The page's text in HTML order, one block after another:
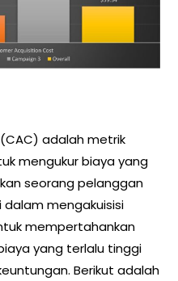
adalah metrik
mengukur biaya yang
seorang pelanggan
dalam mengakuisisi
mempertahankan
yang terlalu tinggi
Berikut adalah